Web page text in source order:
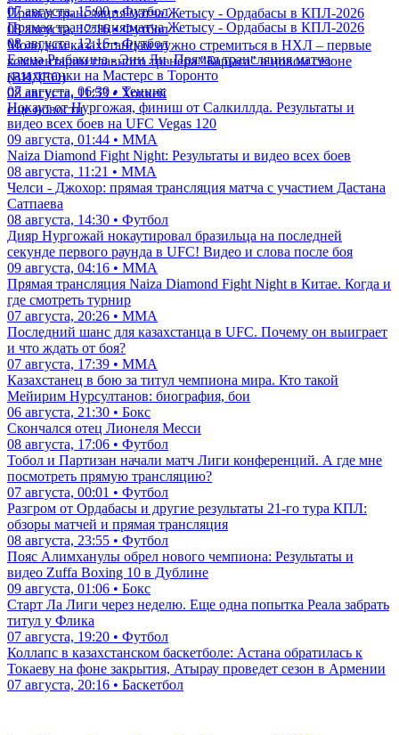
Прямая трансляция матча Жетысу - Ордабасы в КПЛ-2026
08 августа, 12:16 • Футбол
Молодым казахстанцам нужно стремиться в НХЛ – первые
комментарии главного тренера "Барыса" в новом сезоне
(ВИДЕО)
08 августа, 11:53 • Хоккей
еще новости
07 августа, 15:00 • Футбол
Прямая трансляция матча Жетысу - Ордабасы в КПЛ-2026
08 августа, 12:16 • Футбол
Елена Рыбакина - Энн Ли. Прямая трансляция матча
казахстанки на Мастерс в Торонто
07 августа, 06:30 • Теннис
Нокаут от Нургожая, финиш от Салкиллда. Результаты и
видео всех боев на UFC Vegas 120
09 августа, 01:44 • ММА
Naiza Diamond Fight Night: Результаты и видео всех боев
08 августа, 11:21 • ММА
Челси - Джохор: прямая трансляция матча с участием Дастана
Сатпаева
08 августа, 14:30 • Футбол
Дияр Нургожай нокаутировал бразильца на последней
секунде первого раунда в UFC! Видео и слова после боя
09 августа, 04:16 • ММА
Прямая трансляция Naiza Diamond Fight Night в Китае. Когда и
где смотреть турнир
07 августа, 20:26 • ММА
Последний шанс для казахстанца в UFC. Почему он выиграет
и что ждать от боя?
07 августа, 17:39 • ММА
Казахстанец в бою за титул чемпиона мира. Кто такой
Мейирим Нурсултанов: биография, бои
06 августа, 21:30 • Бокс
Скончался отец Лионеля Месси
08 августа, 17:06 • Футбол
Тобол и Партизан начали матч Лиги конференций. А где мне
посмотреть прямую трансляцию?
07 августа, 00:01 • Футбол
Разгром от Ордабасы и другие результаты 21-го тура КПЛ:
обзоры матчей и прямая трансляция
08 августа, 23:55 • Футбол
Пояс Алимханулы обрел нового чемпиона: Результаты и
видео Zuffa Boxing 10 в Дублине
09 августа, 01:06 • Бокс
Старт Ла Лиги через неделю. Еще одна попытка Реала забрать
титул у Флика
07 августа, 19:20 • Футбол
Коллапс в казахстанском баскетболе: Астана обратилась к
Токаеву на фоне закрытия, Атырау проведет сезон в Армении
07 августа, 20:16 • Баскетбол